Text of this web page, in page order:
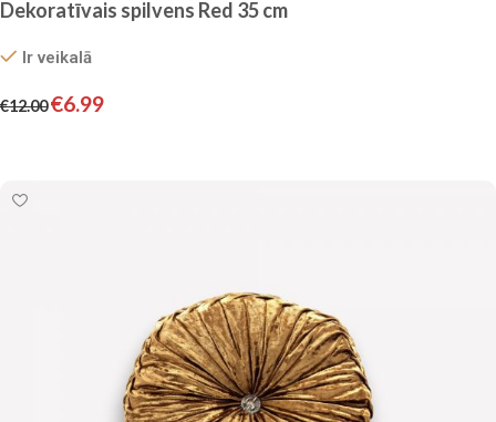
Dekoratīvais spilvens Red 35 cm
Ir veikalā
€12.00€6.99